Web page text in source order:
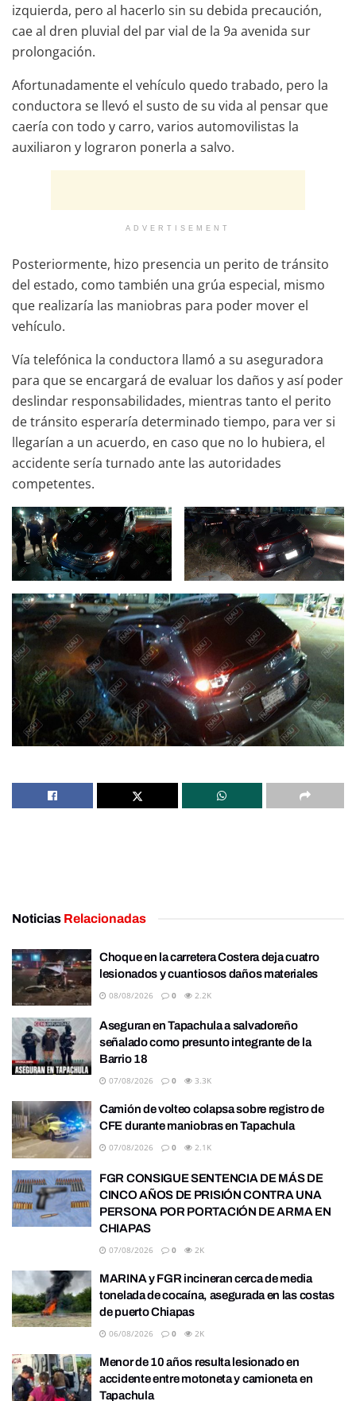
izquierda, pero al hacerlo sin su debida precaución,
cae al dren pluvial del par vial de la 9a avenida sur
prolongación.
Afortunadamente el vehículo quedo trabado, pero la
conductora se llevó el susto de su vida al pensar que
caería con todo y carro, varios automovilistas la
auxiliaron y lograron ponerla a salvo.
ADVERTISEMENT
Posteriormente, hizo presencia un perito de tránsito
del estado, como también una grúa especial, mismo
que realizaría las maniobras para poder mover el
vehículo.
Vía telefónica la conductora llamó a su aseguradora
para que se encargará de evaluar los daños y así poder
deslindar responsabilidades, mientras tanto el perito
de tránsito esperaría determinado tiempo, para ver si
llegarían a un acuerdo, en caso que no lo hubiera, el
accidente sería turnado ante las autoridades
competentes.
Noticias Relacionadas
Choque en la carretera Costera deja cuatro
lesionados y cuantiosos daños materiales
08/08/2026 0 2.2K
Aseguran en Tapachula a salvadoreño
señalado como presunto integrante de la
Barrio 18
07/08/2026 0 3.3K
Camión de volteo colapsa sobre registro de
CFE durante maniobras en Tapachula
07/08/2026 0 2.1K
FGR CONSIGUE SENTENCIA DE MÁS DE
CINCO AÑOS DE PRISIÓN CONTRA UNA
PERSONA POR PORTACIÓN DE ARMA EN
CHIAPAS
07/08/2026 0 2K
MARINA y FGR incineran cerca de media
tonelada de cocaína, asegurada en las costas
de puerto Chiapas
06/08/2026 0 2K
Menor de 10 años resulta lesionado en
accidente entre motoneta y camioneta en
Tapachula